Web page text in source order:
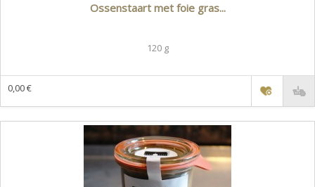
Ossenstaart met foie gras...
120 g
0,00 €